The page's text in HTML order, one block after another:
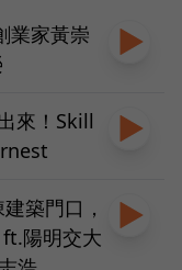
業家黃崇
來！Skill
築門口，
陽明交大